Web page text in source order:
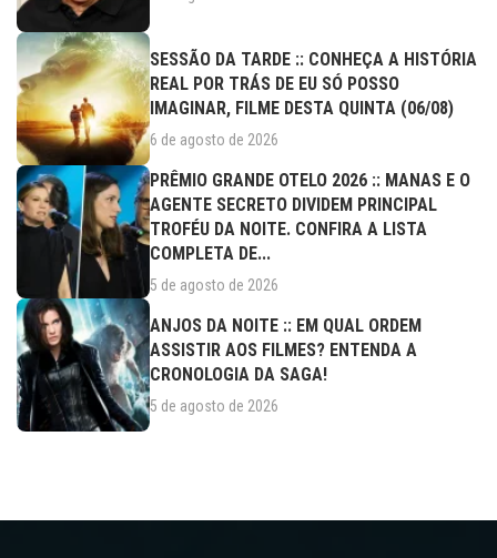
SESSÃO DA TARDE :: CONHEÇA A HISTÓRIA
REAL POR TRÁS DE EU SÓ POSSO
IMAGINAR, FILME DESTA QUINTA (06/08)
6 de agosto de 2026
PRÊMIO GRANDE OTELO 2026 :: MANAS E O
AGENTE SECRETO DIVIDEM PRINCIPAL
TROFÉU DA NOITE. CONFIRA A LISTA
COMPLETA DE...
5 de agosto de 2026
ANJOS DA NOITE :: EM QUAL ORDEM
ASSISTIR AOS FILMES? ENTENDA A
CRONOLOGIA DA SAGA!
5 de agosto de 2026